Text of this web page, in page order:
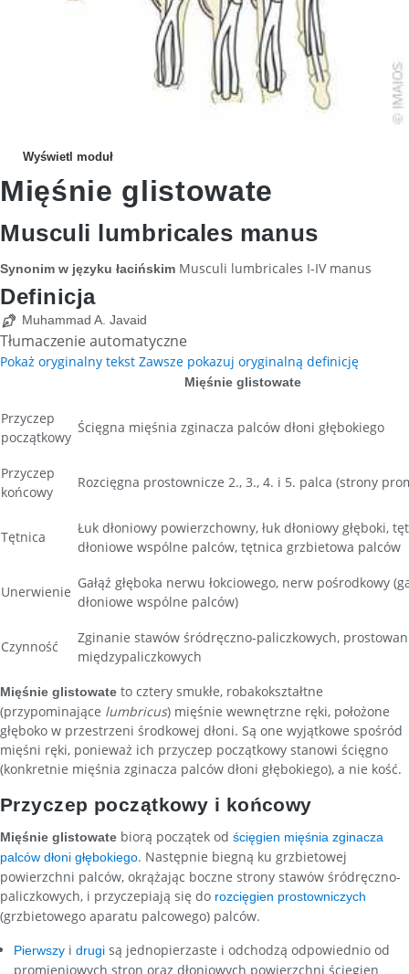
Wyświetl moduł
Mięśnie glistowate
Musculi lumbricales manus
Synonim w języku łacińskim Musculi lumbricales I-IV manus
Definicja
Muhammad A. Javaid
Tłumaczenie automatyczne
Pokaż oryginalny tekst Zawsze pokazuj oryginalną definicję
Mięśnie glistowate
Przyczep
początkowy
Ścięgna mięśnia zginacza palców dłoni głębokiego
Przyczep
końcowy
Rozcięgna prostownicze 2., 3., 4. i 5. palca (strony
Tętnica
Łuk dłoniowy powierzchowny, łuk dłoniowy głęboki,
dłoniowe wspólne palców, tętnica grzbietowa palców
Unerwienie
Gałąź głęboka nerwu łokciowego, nerw pośrodkowy
dłoniowe wspólne palców)
Czynność
Zginanie stawów śródręczno-paliczkowych,
międzypaliczkowych
Mięśnie glistowate to cztery smukłe, robakokształtne
(przypominające lumbricus) mięśnie wewnętrzne ręki, położone
głęboko w przestrzeni środkowej dłoni. Są one wyjątkowe spośród
mięśni ręki, ponieważ ich przyczep początkowy stanowi ścięgno
(konkretnie mięśnia zginacza palców dłoni głębokiego), a nie kość.
Przyczep początkowy i końcowy
Mięśnie glistowate biorą początek od ścięgien mięśnia zginacza
palców dłoni głębokiego. Następnie biegną ku grzbietowej
powierzchni palców, okrążając boczne strony stawów śródręczno-
paliczkowych, i przyczepiają się do rozcięgien prostowniczych
(grzbietowego aparatu palcowego) palców.
Pierwszy i drugi są jednopierzaste i odchodzą odpowiednio od
promieniowych stron oraz dłoniowych powierzchni ścięgien